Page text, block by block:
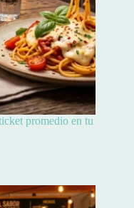
promedio en tu